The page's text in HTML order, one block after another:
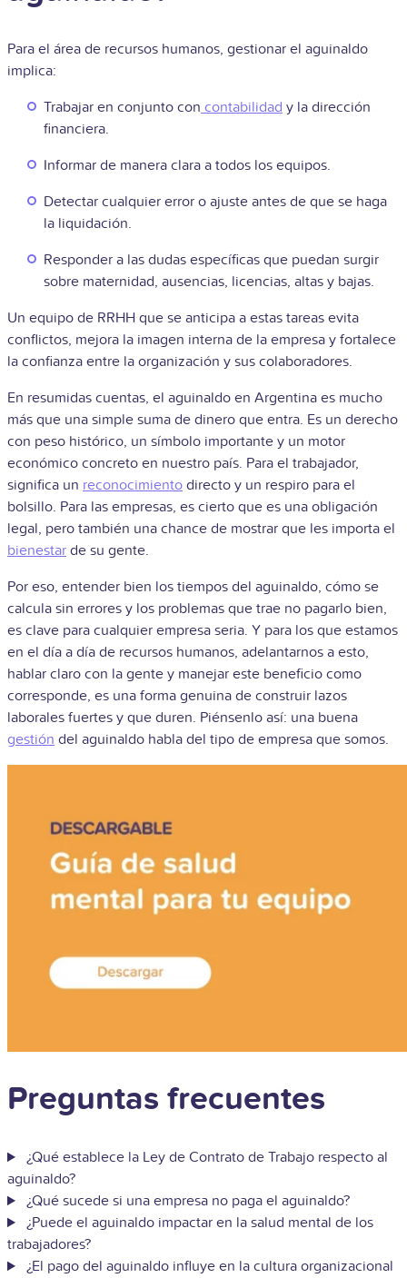
Para el área de recursos humanos, gestionar el aguinaldo
implica:
Trabajar en conjunto con contabilidad y la dirección
financiera.
Informar de manera clara a todos los equipos.
Detectar cualquier error o ajuste antes de que se haga
la liquidación.
Responder a las dudas específicas que puedan surgir
sobre maternidad, ausencias, licencias, altas y bajas.
Un equipo de RRHH que se anticipa a estas tareas evita
conflictos, mejora la imagen interna de la empresa y fortalece
la confianza entre la organización y sus colaboradores.
En resumidas cuentas, el aguinaldo en Argentina es mucho
más que una simple suma de dinero que entra. Es un derecho
con peso histórico, un símbolo importante y un motor
económico concreto en nuestro país. Para el trabajador,
significa un reconocimiento directo y un respiro para el
bolsillo. Para las empresas, es cierto que es una obligación
legal, pero también una chance de mostrar que les importa el
bienestar de su gente.
Por eso, entender bien los tiempos del aguinaldo, cómo se
calcula sin errores y los problemas que trae no pagarlo bien,
es clave para cualquier empresa seria. Y para los que estamos
en el día a día de recursos humanos, adelantarnos a esto,
hablar claro con la gente y manejar este beneficio como
corresponde, es una forma genuina de construir lazos
laborales fuertes y que duren. Piénsenlo así: una buena
gestión del aguinaldo habla del tipo de empresa que somos.
Preguntas frecuentes
¿Qué establece la Ley de Contrato de Trabajo respecto al
aguinaldo?
¿Qué sucede si una empresa no paga el aguinaldo?
¿Puede el aguinaldo impactar en la salud mental de los
trabajadores?
¿El pago del aguinaldo influye en la cultura organizacional